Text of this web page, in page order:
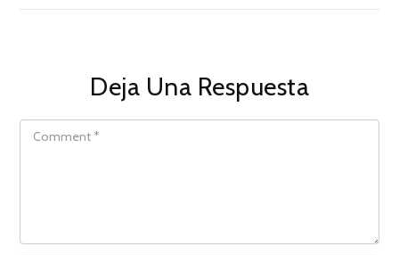
Deja Una Respuesta
COMMENT